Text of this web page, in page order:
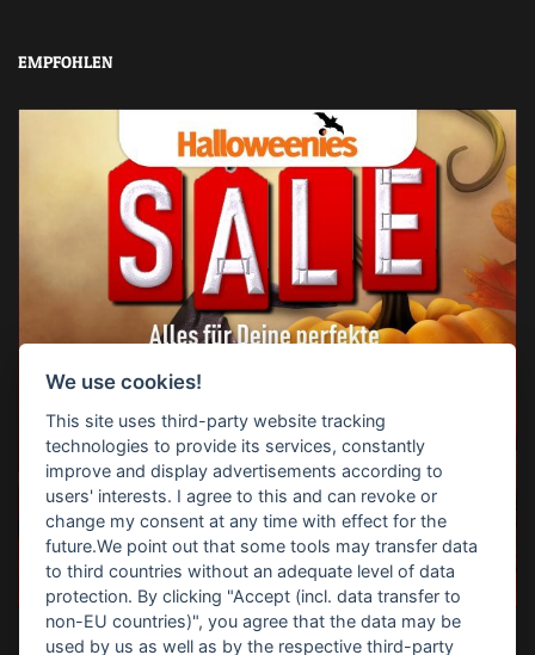
EMPFOHLEN
We use cookies!
This site uses third-party website tracking
technologies to provide its services, constantly
improve and display advertisements according to
users' interests. I agree to this and can revoke or
change my consent at any time with effect for the
future.We point out that some tools may transfer data
to third countries without an adequate level of data
protection. By clicking "Accept (incl. data transfer to
non-EU countries)", you agree that the data may be
used by us as well as by the respective third-party